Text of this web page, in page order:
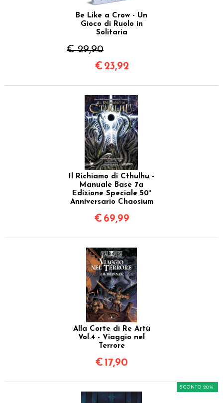
Be Like a Crow - Un
Gioco di Ruolo in
Solitaria
€ 29,90
€ 23,92
Il Richiamo di Cthulhu -
Manuale Base 7a
Edizione Speciale 50°
Anniversario Chaosium
€ 69,99
Alla Corte di Re Artù
Vol.4 - Viaggio nel
Terrore
€ 17,90
SCONTO 20%